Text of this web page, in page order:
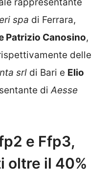
spa di Ferrara,
Patrizio Canosino,
delle
srl di Bari e Elio
diAesse
e Ffp3,
oltre il 40%